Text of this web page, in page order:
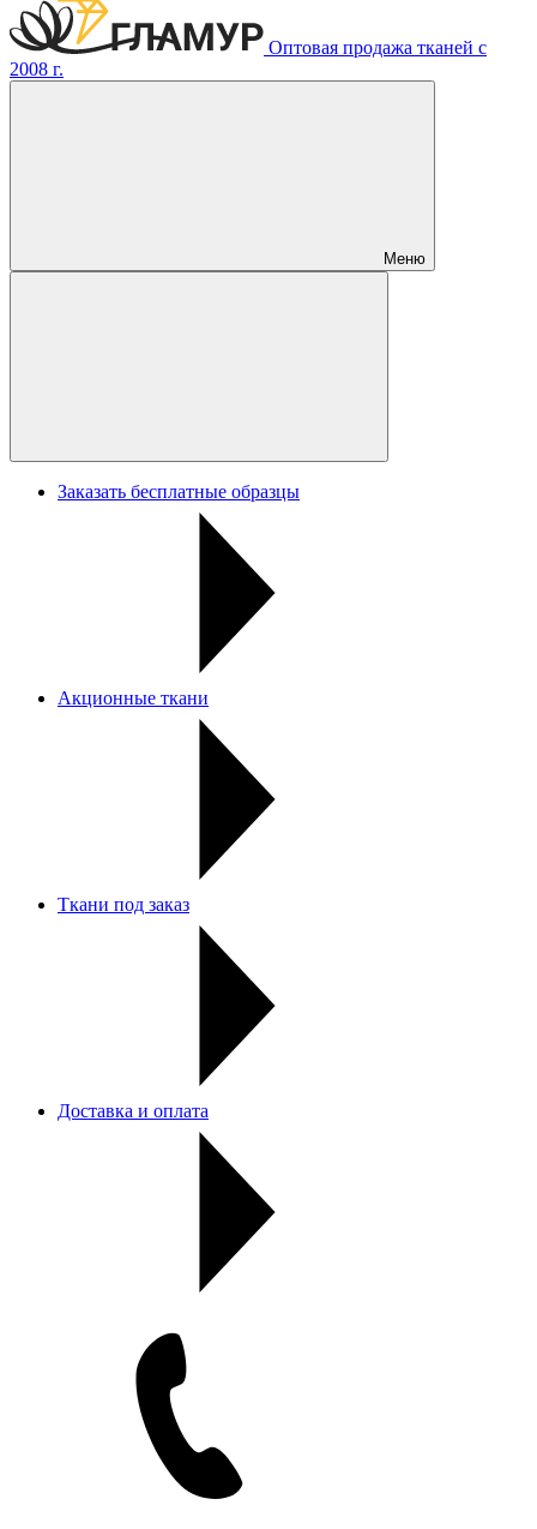
Оптовая продажа тканей с
2008 г.
Меню
Заказать бесплатные образцы
Акционные ткани
Ткани под заказ
Доставка и оплата